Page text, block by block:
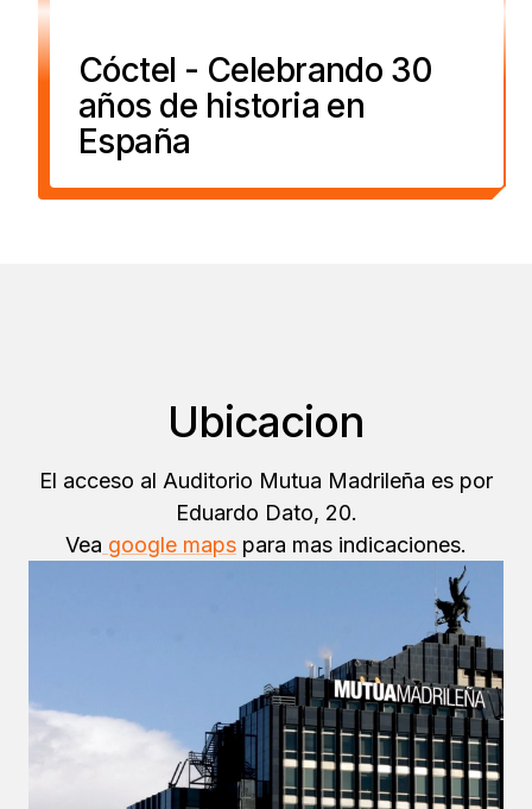
Cóctel - Celebrando 30
años de historia en
España
Ubicacion
El acceso al Auditorio Mutua Madrileña es por
Eduardo Dato, 20.
Vea google maps para mas indicaciones.